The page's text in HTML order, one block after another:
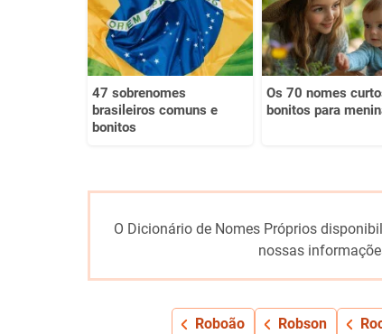
Outro
47 sobrenomes
brasileiros comuns e
bonitos
Os 70 nomes
bonitos para
O Dicionário de Nomes Próprios
nossas
Roboão Robson